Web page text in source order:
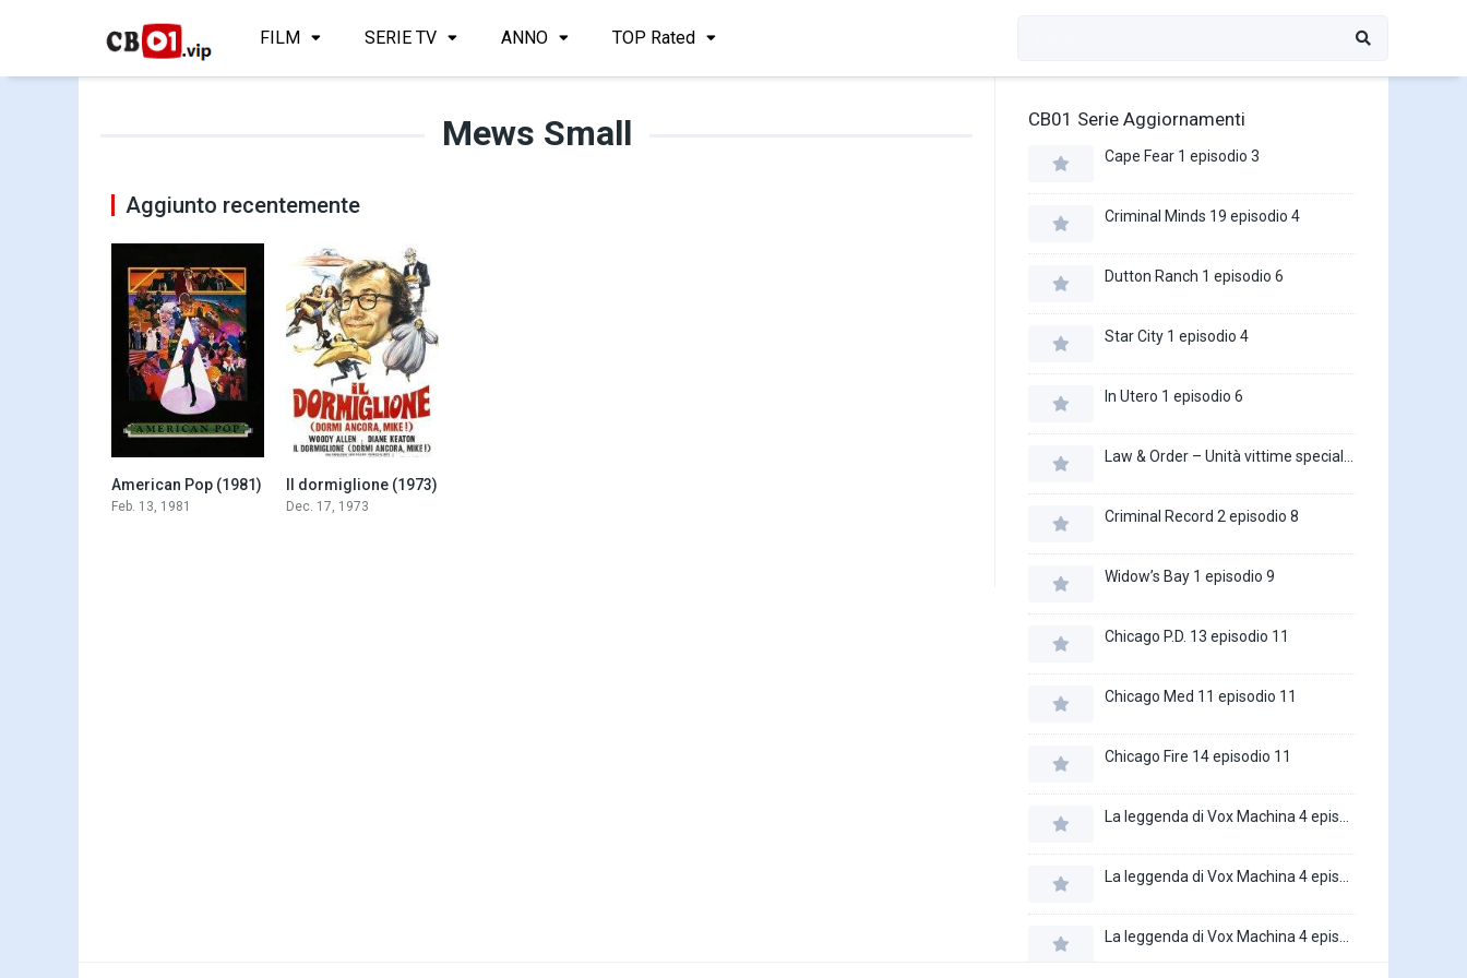
FILM SERIE TV ANNO TOP Rated
Mews Small
Aggiunto recentemente
7.2
American Pop (1981)
Feb. 13, 1981
7.3
Il dormiglione (1973)
Dec. 17, 1973
CB01 Serie Aggiornamenti
Cape Fear 1 episodio 3
Criminal Minds 19 episodio 4
Dutton Ranch 1 episodio 6
Star City 1 episodio 4
In Utero 1 episodio 6
Criminal Record 2 episodio 8
Widow’s Bay 1 episodio 9
Chicago P.D. 13 episodio 11
Chicago Med 11 episodio 11
Chicago Fire 14 episodio 11